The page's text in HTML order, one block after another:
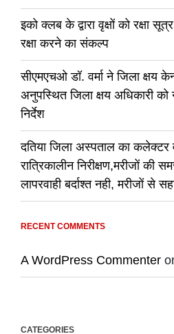
इको क्लब के द्वारा वृक्षों को रक्षा
रक्षा करने का संकल्प
सीएमएचओ डॉ. वर्मा ने जिला क्षय
अनुपस्थित जिला क्षय अधिकारी को
निर्देश
दतिया जिला अस्पताल का कलेक्टर
रात्रिकालीन निरीक्षण,मरीजों की
लापरवाही बर्दाश्त नही, मरीजों से
RECENT COMMENTS
A WordPress Commenter
CATEGORIES